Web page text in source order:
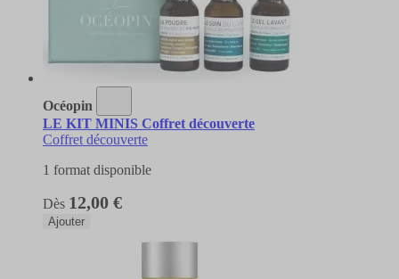
Océopin
LE KIT MINIS Coffret découverte
Coffret découverte
1 format disponible
Dès 12,00 €
Ajouter